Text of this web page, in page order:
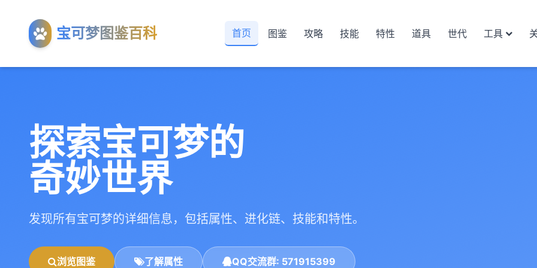
宝可梦图鉴百科 首页 图鉴 攻略 技能 特性 道具 世代 工具
探索宝可梦的
奇妙世界
发现所有宝可梦的详细信息，包括属性、进化链、技能和特性。
浏览图鉴 了解属性 QQ交流群: 571915399